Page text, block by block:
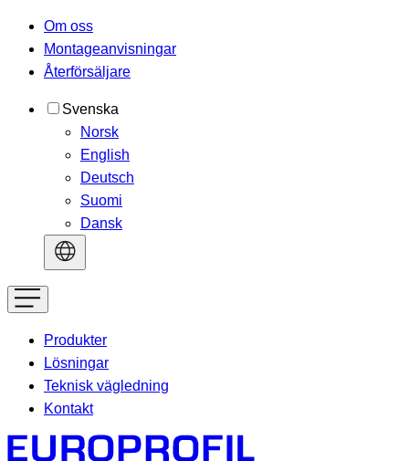
Om oss
Montageanvisningar
Återförsäljare
Svenska
Norsk
English
Deutsch
Suomi
Dansk
Produkter
Lösningar
Teknisk vägledning
Kontakt